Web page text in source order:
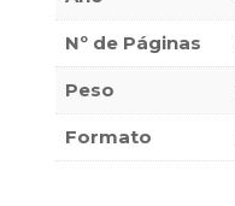
Religião,
Espiritualidade,
Filosofia
(63)
Saúde
Nº de Páginas
Peso
Formato